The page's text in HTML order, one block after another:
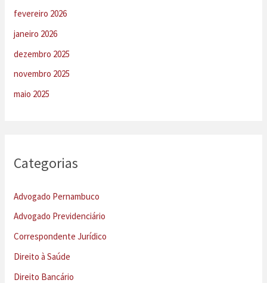
fevereiro 2026
janeiro 2026
dezembro 2025
novembro 2025
maio 2025
Categorias
Advogado Pernambuco
Advogado Previdenciário
Correspondente Jurídico
Direito à Saúde
Direito Bancário